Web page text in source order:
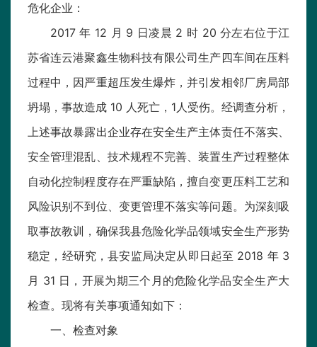
危化企业：
2017 年 12 月 9 日凌晨 2 时 20 分左右位于江
苏省连云港聚鑫生物科技有限公司生产四车间在压料
过程中，因严重超压发生爆炸，并引发相邻厂房局部
坍塌，事故造成 10 人死亡，1人受伤。经调查分析，
上述事故暴露出企业存在安全生产主体责任不落实、
安全管理混乱、技术规程不完善、装置生产过程整体
自动化控制程度存在严重缺陷，擅自变更压料工艺和
风险识别不到位、变更管理不落实等问题。为深刻吸
取事故教训，确保我县危险化学品领域安全生产形势
稳定，经研究，县安监局决定从即日起至 2018 年 3
月 31 日，开展为期三个月的危险化学品安全生产大
检查。现将有关事项通知如下：
一、检查对象